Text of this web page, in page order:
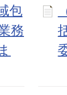
包
務